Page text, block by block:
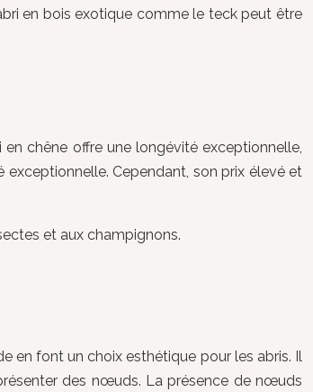
en bois exotique comme le teck peut être
chêne offre une longévité exceptionnelle,
Cependant, son prix élevé et
et aux champignons.
en font un choix esthétique pour les abris. Il
des nœuds. La présence de nœuds